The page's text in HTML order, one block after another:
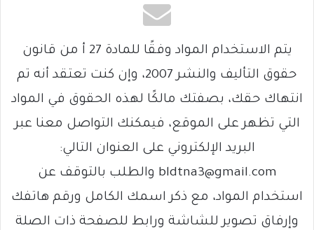
يتم الاستخدام المواد وفقًا للمادة 27 أ من قانون
حقوق التأليف والنشر 2007، وإن كنت تعتقد أنه تم
انتهاك حقك، بصفتك مالكًا لهذه الحقوق في المواد
التي تظهر على الموقع، فيمكنك التواصل معنا عبر
البريد الإلكتروني على العنوان التالي:
bldtna3@gmail.com والطلب بالتوقف عن
استخدام المواد، مع ذكر اسمك الكامل ورقم هاتفك
وإرفاق تصوير للشاشة ورابط للصفحة ذات الصلة